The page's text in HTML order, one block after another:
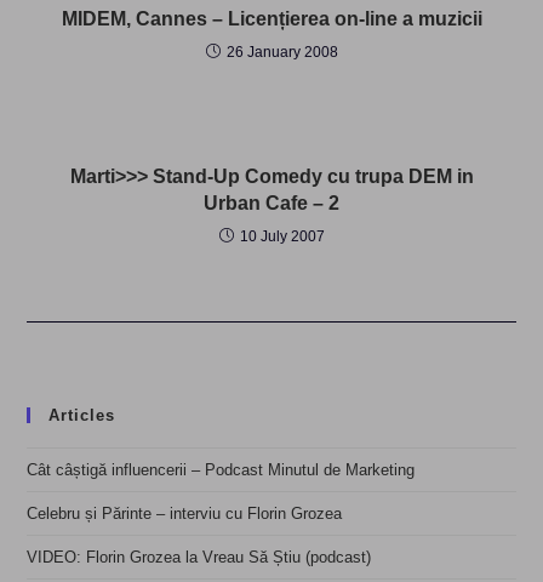
MIDEM, Cannes – Licențierea on-line a muzicii
26 January 2008
Marti>>> Stand-Up Comedy cu trupa DEM in
Urban Cafe – 2
10 July 2007
Articles
Cât câștigă influencerii – Podcast Minutul de Marketing
Celebru și Părinte – interviu cu Florin Grozea
VIDEO: Florin Grozea la Vreau Să Știu (podcast)